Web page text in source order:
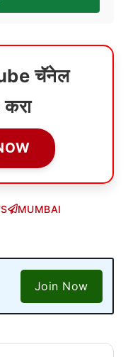
चॅनेल
MUMBAI
Join Now